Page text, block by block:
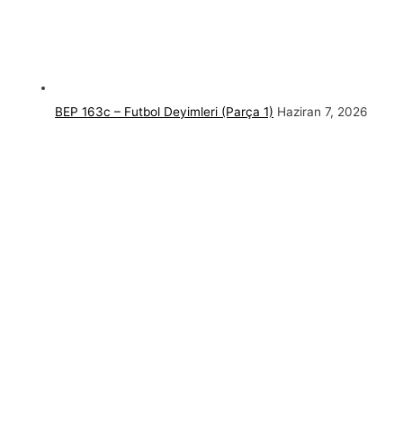
BEP 163c – Futbol Deyimleri (Parça 1) Haziran 7, 2026